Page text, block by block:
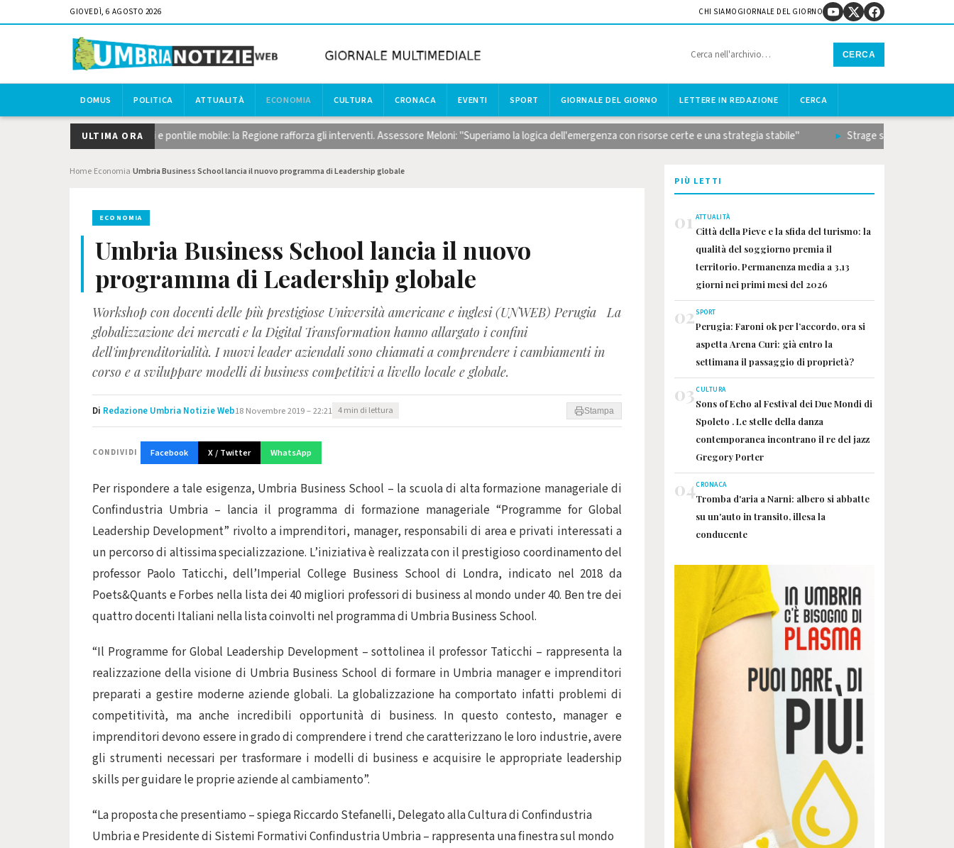
GIOVEDÌ, 6 AGOSTO 2026 CHI SIAMO GIORNALE DEL GIORNO
CERCA
DOMUS POLITICA ATTUALITÀ ECONOMIA CULTURA CRONACA EVENTI SPORT GIORNALE DEL GIORNO LETTERE IN REDAZIONE CERCA
ULTIMA ORA
del canneto, dragaggi e pontile mobile: la Regione rafforza gli interventi. Assessore Meloni: "Superiamo la logica dell'emergenza con risorse certe e una strategia stabile" Strage sulla Terni-Rieti, il
Home Economia Umbria Business School lancia il nuovo programma di Leadership globale
ECONOMIA
Umbria Business School lancia il nuovo
programma di Leadership globale
Workshop con docenti delle più prestigiose Università americane e inglesi (UNWEB) Perugia La
globalizzazione dei mercati e la Digital Transformation hanno allargato i confini
dell'imprenditorialità. I nuovi leader aziendali sono chiamati a comprendere i cambiamenti in
corso e a sviluppare modelli di business competitivi a livello locale e globale.
Di Redazione Umbria Notizie Web18 Novembre 2019 – 22:21 4 min di lettura Stampa
CONDIVIDI Facebook X / Twitter WhatsApp
Per rispondere a tale esigenza, Umbria Business School – la scuola di alta formazione manageriale di
Confindustria Umbria – lancia il programma di formazione manageriale “Programme for Global
Leadership Development” rivolto a imprenditori, manager, responsabili di area e privati interessati a
un percorso di altissima specializzazione. L’iniziativa è realizzata con il prestigioso coordinamento del
professor Paolo Taticchi, dell’Imperial College Business School di Londra, indicato nel 2018 da
Poets&Quants e Forbes nella lista dei 40 migliori professori di business al mondo under 40. Ben tre dei
quattro docenti Italiani nella lista coinvolti nel programma di Umbria Business School.
“Il Programme for Global Leadership Development – sottolinea il professor Taticchi – rappresenta la
realizzazione della visione di Umbria Business School di formare in Umbria manager e imprenditori
preparati a gestire moderne aziende globali. La globalizzazione ha comportato infatti problemi di
competitività, ma anche incredibili opportunità di business. In questo contesto, manager e
imprenditori devono essere in grado di comprendere i trend che caratterizzano le loro industrie, avere
gli strumenti necessari per trasformare i modelli di business e acquisire le appropriate leadership
skills per guidare le proprie aziende al cambiamento”.
“La proposta che presentiamo – spiega Riccardo Stefanelli, Delegato alla Cultura di Confindustria
Umbria e Presidente di Sistemi Formativi Confindustria Umbria – rappresenta una finestra sul mondo
PIÙ LETTI
01 ATTUALITÀ
Città della Pieve e la sfida del turismo: la
qualità del soggiorno premia il
territorio. Permanenza media a 3,13
giorni nei primi mesi del 2026
02SPORT
Perugia: Faroni ok per l’accordo, ora si
aspetta Arena Curi: già entro la
settimana il passaggio di proprietà?
03CULTURA
Sons of Echo al Festival dei Due Mondi di
Spoleto . Le stelle della danza
contemporanea incontrano il re del jazz
Gregory Porter
04CRONACA
Tromba d'aria a Narni: albero si abbatte
su un'auto in transito, illesa la
conducente